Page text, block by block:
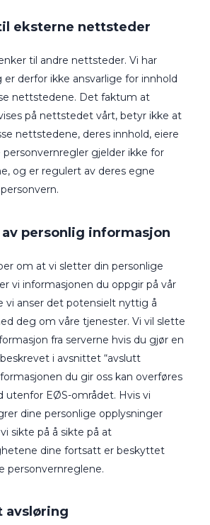
eksterne nettsteder
til andre nettsteder. Vi har
derfor ikke ansvarlige for innhold
nettstedene. Det faktum at
på nettstedet vårt, betyr ikke at
nettstedene, deres innhold, eiere
personvernregler gjelder ikke for
og er regulert av deres egne
personlig informasjon
om at vi sletter din personlige
vi informasjonen du oppgir på vår
vi anser det potensielt nyttig å
deg om våre tjenester. Vi vil slette
fra serverne hvis du gjør en
i avsnittet “avslutt
du gir oss kan overføres
utenfor EØS-området. Hvis vi
dine personlige opplysninger
sikte på å sikte på at
dine fortsatt er beskyttet
personvernreglene.
avsløring